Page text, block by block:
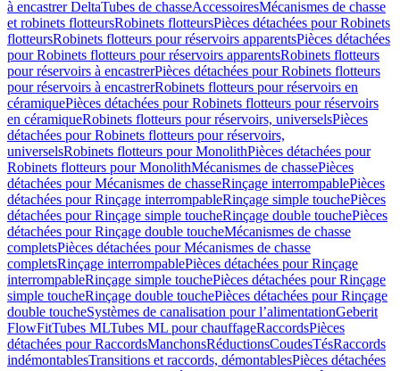
à encastrer DeltaTubes de chasseAccessoiresMécanismes de chasse
et robinets flotteursRobinets flotteursPièces détachées pour Robinets
flotteursRobinets flotteurs pour réservoirs apparentsPièces détachées
pour Robinets flotteurs pour réservoirs apparentsRobinets flotteurs
pour réservoirs à encastrerPièces détachées pour Robinets flotteurs
pour réservoirs à encastrerRobinets flotteurs pour réservoirs en
céramiquePièces détachées pour Robinets flotteurs pour réservoirs
en céramiqueRobinets flotteurs pour réservoirs, universelsPièces
détachées pour Robinets flotteurs pour réservoirs,
universelsRobinets flotteurs pour MonolithPièces détachées pour
Robinets flotteurs pour MonolithMécanismes de chassePièces
détachées pour Mécanismes de chasseRinçage interrompablePièces
détachées pour Rinçage interrompableRinçage simple touchePièces
détachées pour Rinçage simple toucheRinçage double touchePièces
détachées pour Rinçage double toucheMécanismes de chasse
completsPièces détachées pour Mécanismes de chasse
completsRinçage interrompablePièces détachées pour Rinçage
interrompableRinçage simple touchePièces détachées pour Rinçage
simple toucheRinçage double touchePièces détachées pour Rinçage
double toucheSystèmes de canalisation pour l’alimentationGeberit
FlowFitTubes MLTubes ML pour chauffageRaccordsPièces
détachées pour RaccordsManchonsRéductionsCoudesTésRaccords
indémontablesTransitions et raccords, démontablesPièces détachées